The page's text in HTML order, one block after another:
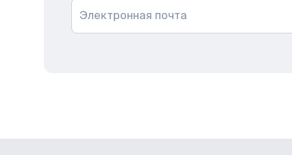
Электронная почта